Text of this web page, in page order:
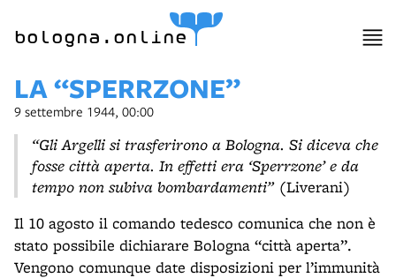
bologna.online
LA “SPERRZONE”
9 settembre 1944, 00:00
“Gli Argelli si trasferirono a Bologna. Si diceva che
fosse città aperta. In effetti era ‘Sperrzone’ e da
tempo non subiva bombardamenti” (Liverani)
Il 10 agosto il comando tedesco comunica che non è
stato possibile dichiarare Bologna “città aperta”.
Vengono comunque date disposizioni per l’immunità